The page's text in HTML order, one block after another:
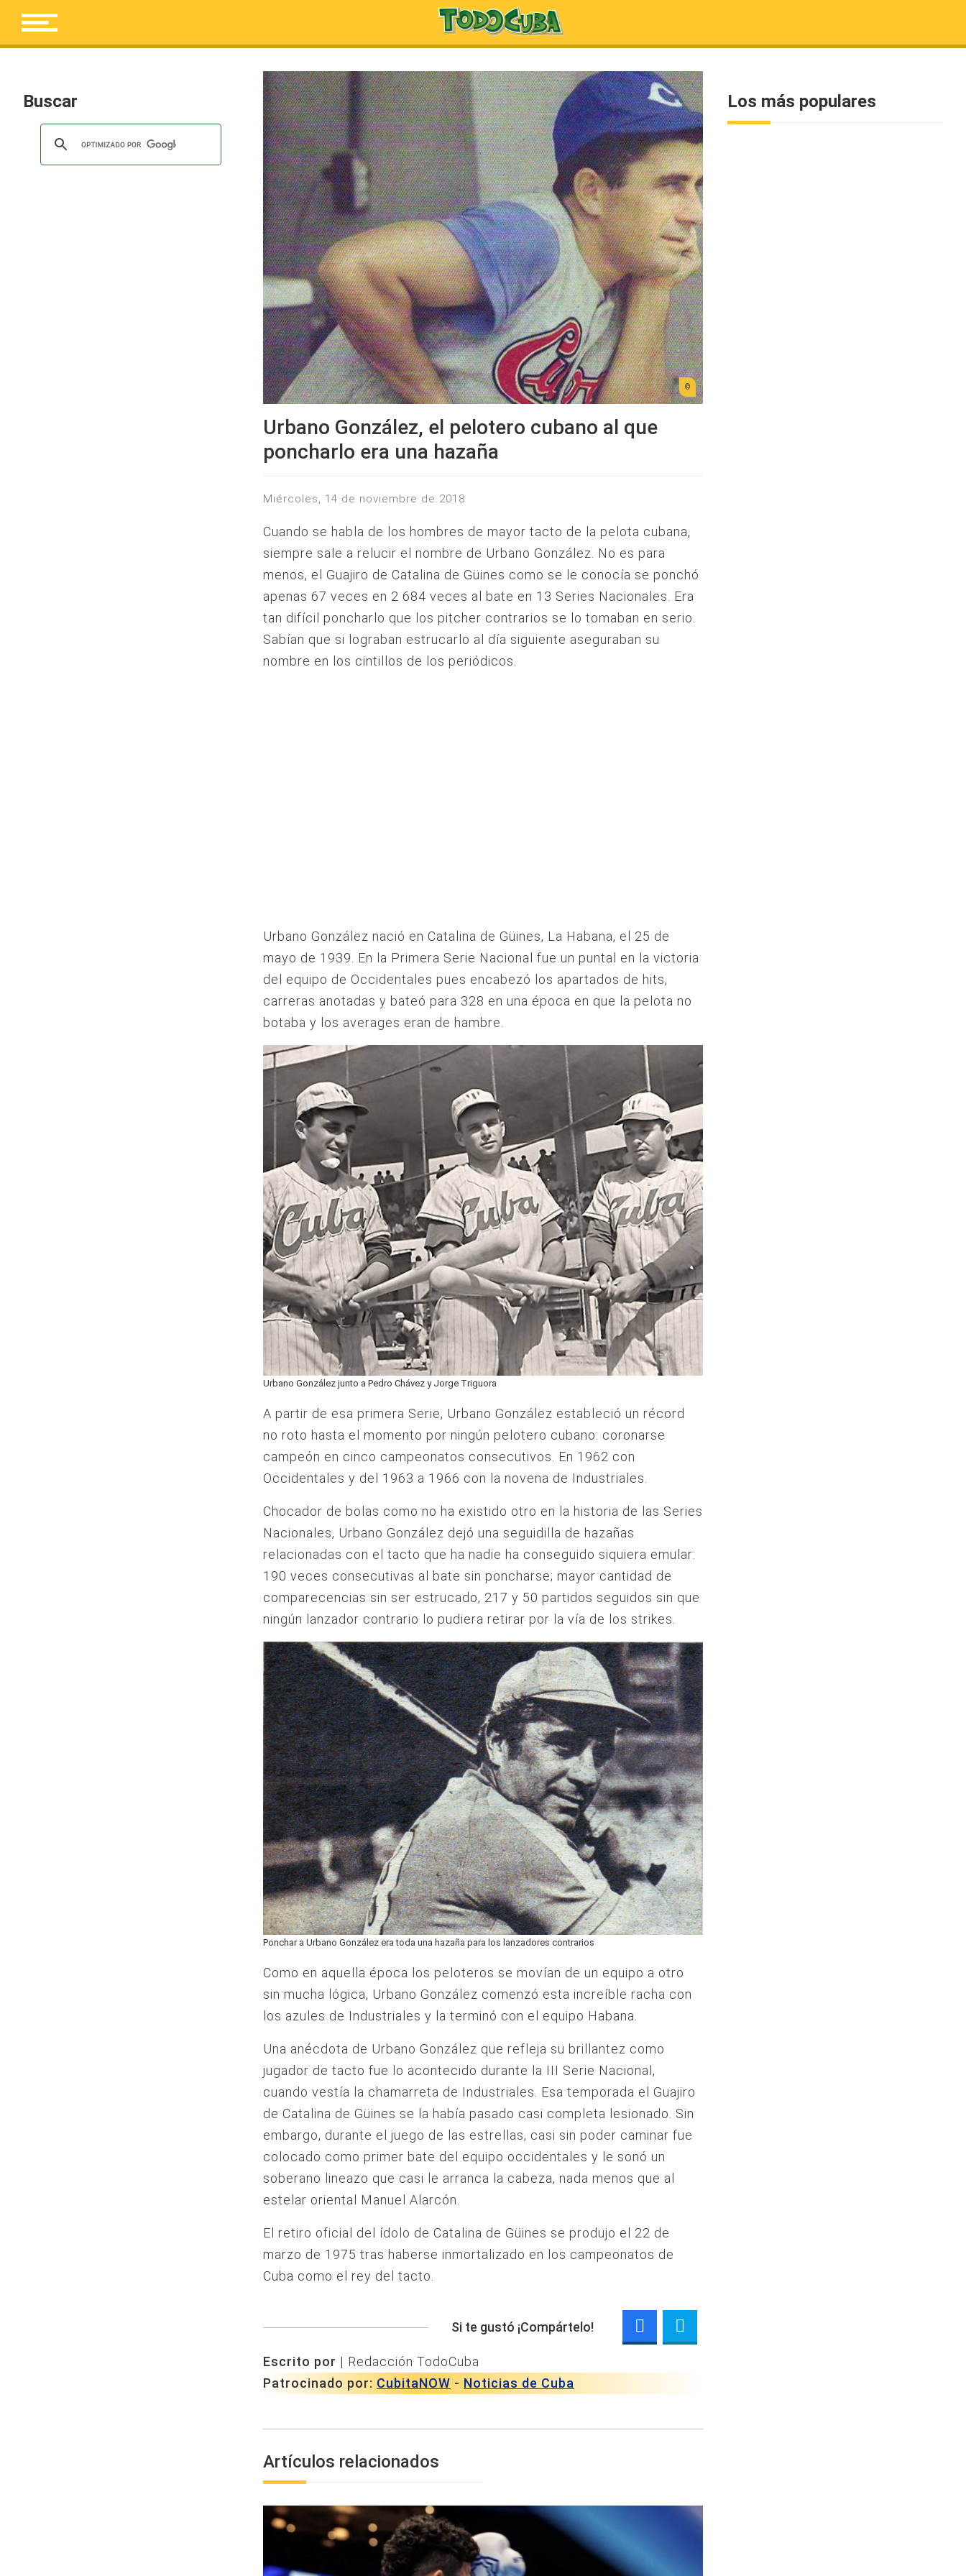
Buscar
Urbano González, el pelotero cubano al que
poncharlo era una hazaña
miércoles, 14 de noviembre de 2018
Cuando se habla de los hombres de mayor tacto de la pelota cubana,
siempre sale a relucir el nombre de Urbano González. No es para
menos, el Guajiro de Catalina de Güines como se le conocía se ponchó
apenas 67 veces en 2 684 veces al bate en 13 Series Nacionales. Era
tan difícil poncharlo que los pitcher contrarios se lo tomaban en serio.
Sabían que si lograban estrucarlo al día siguiente aseguraban su
nombre en los cintillos de los periódicos.
Urbano González nació en Catalina de Güines, La Habana, el 25 de
mayo de 1939. En la Primera Serie Nacional fue un puntal en la victoria
del equipo de Occidentales pues encabezó los apartados de hits,
carreras anotadas y bateó para 328 en una época en que la pelota no
botaba y los averages eran de hambre.
Urbano González junto a Pedro Chávez y Jorge Triguora
A partir de esa primera Serie, Urbano González estableció un récord
no roto hasta el momento por ningún pelotero cubano: coronarse
campeón en cinco campeonatos consecutivos. En 1962 con
Occidentales y del 1963 a 1966 con la novena de Industriales.
Chocador de bolas como no ha existido otro en la historia de las Series
Nacionales, Urbano González dejó una seguidilla de hazañas
relacionadas con el tacto que ha nadie ha conseguido siquiera emular:
190 veces consecutivas al bate sin poncharse; mayor cantidad de
comparecencias sin ser estrucado, 217 y 50 partidos seguidos sin que
ningún lanzador contrario lo pudiera retirar por la vía de los strikes.
Ponchar a Urbano González era toda una hazaña para los lanzadores contrarios
Como en aquella época los peloteros se movían de un equipo a otro
sin mucha lógica, Urbano González comenzó esta increíble racha con
los azules de Industriales y la terminó con el equipo Habana.
Una anécdota de Urbano González que refleja su brillantez como
jugador de tacto fue lo acontecido durante la III Serie Nacional,
cuando vestía la chamarreta de Industriales. Esa temporada el Guajiro
de Catalina de Güines se la había pasado casi completa lesionado. Sin
embargo, durante el juego de las estrellas, casi sin poder caminar fue
colocado como primer bate del equipo occidentales y le sonó un
soberano lineazo que casi le arranca la cabeza, nada menos que al
estelar oriental Manuel Alarcón.
El retiro oficial del ídolo de Catalina de Güines se produjo el 22 de
marzo de 1975 tras haberse inmortalizado en los campeonatos de
Cuba como el rey del tacto.
Si te gustó ¡Compártelo!
Escrito por | Redacción TodoCuba
Patrocinado por: CubitaNOW - Noticias de Cuba
Artículos relacionados
Los más populares